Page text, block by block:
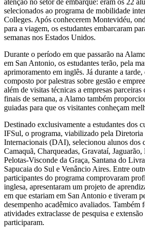
selecionados ao programa de mobilidade
Colleges. Após conhecerem Montevidéu,
para a viagem, os estudantes embarcaram
semanas nos Estados Unidos.
Durante o período em que passarão na
em San Antonio, os estudantes terão, pela
aprimoramento em inglês. Já durante a tarde,
composto por palestras sobre gestão e
além de visitas técnicas a empresas
finais de semana, a Alamo também
guiadas para que os visitantes conheçam
Destinado exclusivamente a estudantes dos
IFSul, o programa, viabilizado pela Diretoria
Internacionais (DAI), selecionou alunos dos
Camaquã, Charqueadas, Gravataí, Jaguarão,
Pelotas-Visconde da Graça, Santana do
Sapucaia do Sul e Venâncio Aires. Entre
participantes do programa comprovaram
inglesa, apresentaram um projeto de
em que estariam em San Antonio e tiveram
desempenho acadêmico avaliados. Também
atividades extraclasse de pesquisa e
participaram.